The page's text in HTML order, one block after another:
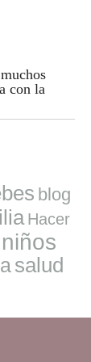
con la
blog
Hacer
niños
salud